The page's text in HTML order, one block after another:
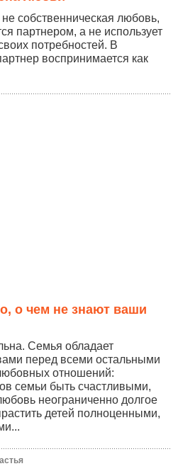
собственническая любовь,
партнером, а не использует
потребностей. В
воспринимается как
о чем не знают ваши
Семья обладает
перед всеми остальными
отношений:
семьи быть счастливыми,
неограниченно долгое
детей полноценными,